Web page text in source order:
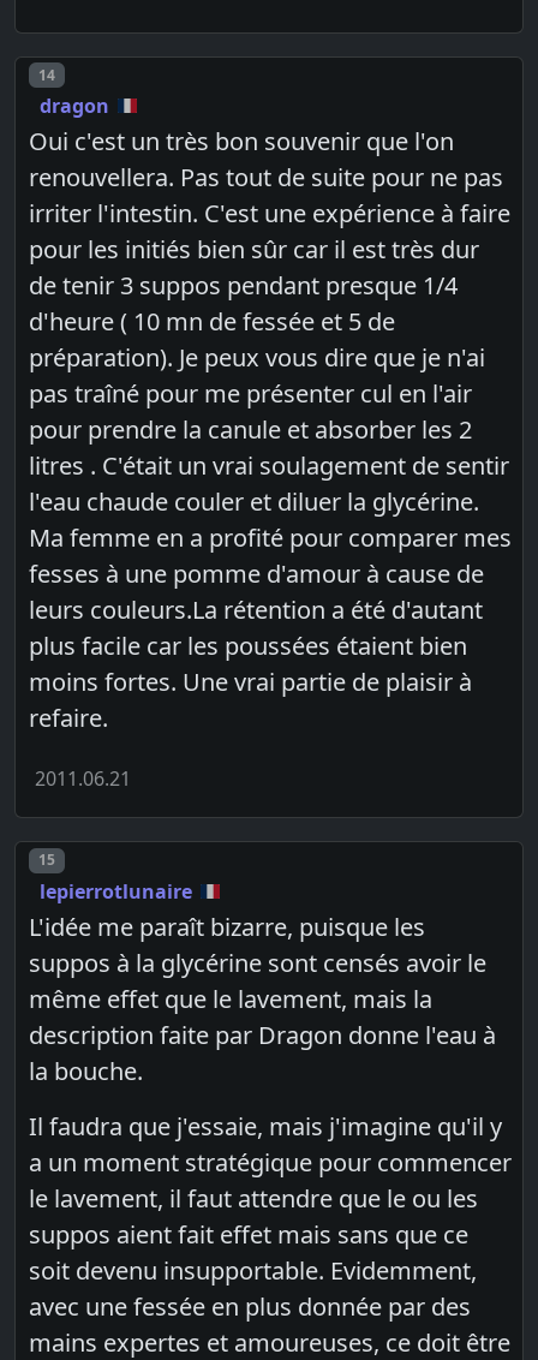
Post number
14
dragon
Oui c'est un très bon souvenir que l'on
renouvellera. Pas tout de suite pour ne pas
irriter l'intestin. C'est une expérience à faire
pour les initiés bien sûr car il est très dur
de tenir 3 suppos pendant presque 1/4
d'heure ( 10 mn de fessée et 5 de
préparation). Je peux vous dire que je n'ai
pas traîné pour me présenter cul en l'air
pour prendre la canule et absorber les 2
litres . C'était un vrai soulagement de sentir
l'eau chaude couler et diluer la glycérine.
Ma femme en a profité pour comparer mes
fesses à une pomme d'amour à cause de
leurs couleurs.La rétention a été d'autant
plus facile car les poussées étaient bien
moins fortes. Une vrai partie de plaisir à
refaire.
2011.06.21
Post number
15
lepierrotlunaire
L'idée me paraît bizarre, puisque les
suppos à la glycérine sont censés avoir le
même effet que le lavement, mais la
description faite par Dragon donne l'eau à
la bouche.
Il faudra que j'essaie, mais j'imagine qu'il y
a un moment stratégique pour commencer
le lavement, il faut attendre que le ou les
suppos aient fait effet mais sans que ce
soit devenu insupportable. Evidemment,
avec une fessée en plus donnée par des
mains expertes et amoureuses, ce doit être